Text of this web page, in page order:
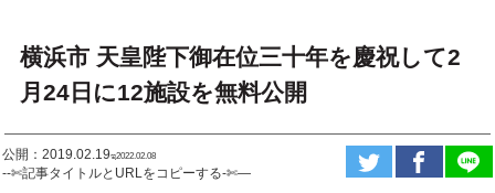
横浜市 天皇陛下御在位三十年を慶祝して2
月24日に12施設を無料公開
公開：2019.02.19ಇ2022.02.08
--✄記事タイトルとURLをコピーする-✄—